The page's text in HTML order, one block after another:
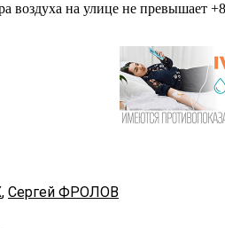
воздуха на улице не превышает
, Сергей ФРОЛОВ